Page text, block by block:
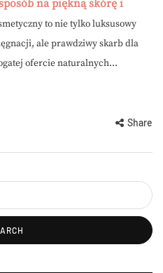
na piękną skórę i
to nie tylko luksusowy
ale prawdziwy skarb dla
ofercie naturalnych...
Share